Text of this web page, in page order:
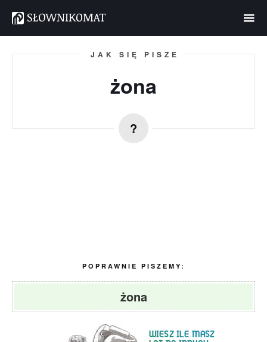
JAK SIĘ PISZE
żona
POPRAWNIE PISZEMY:
żona